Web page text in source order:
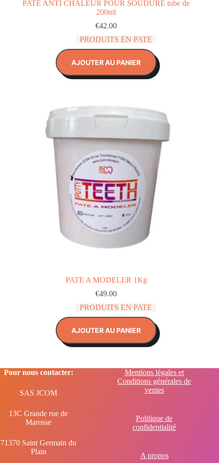
PATE ANTI CHALEUR POUR SOUDURE tube de
200ml
€42.00
PRODUITS EN PATE
AJOUTER AU PANIER
PATE A MODELER 1Kg
€49.00
PRODUITS EN PATE
AJOUTER AU PANIER
Pour nous contacter:
SAS JCOM
13C Grande rue de
Marosse
71370 Saint Germain du
Plain
Mentions légales et
Conditions générales de
ventes
Politique de
confidentialité
A propos